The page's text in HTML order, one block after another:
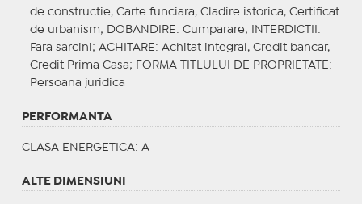
de constructie, Carte funciara, Cladire istorica, Certificat
de urbanism;
DOBANDIRE : Cumparare; INTERDICTII :
Fara sarcini; ACHITARE : Achitat integral, Credit bancar,
Credit Prima Casa; FORMA TITLULUI DE PROPRIETATE :
Persoana juridica
PERFORMANTA
CLASA ENERGETICA: A
ALTE DIMENSIUNI